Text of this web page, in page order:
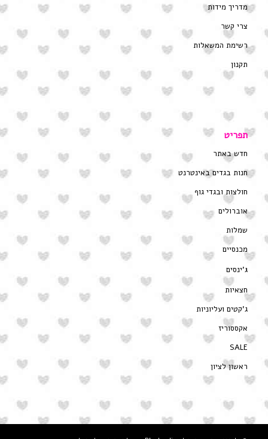
מדריך מידות
צרי קשר
רשימת המשאלות
תקנון
תפריט
חדש באתר
חנות בגדים באינטרנט
חולצות ובגדי גוף
אוברולים
שמלות
מכנסיים
ג’ינסים
חצאיות
ג’קטים ועליוניות
אקססוריז
SALE
ראשון לציון